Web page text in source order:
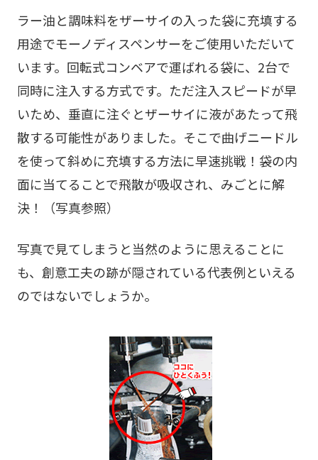
ラー油と調味料をザーサイの入った袋に充填する
用途でモーノディスペンサーをご使用いただいて
います。回転式コンベアで運ばれる袋に、2台で
同時に注入する方式です。ただ注入スピードが早
いため、垂直に注ぐとザーサイに液があたって飛
散する可能性がありました。そこで曲げニードル
を使って斜めに充填する方法に早速挑戦！袋の内
面に当てることで飛散が吸収され、みごとに解
決！（写真参照）
写真で見てしまうと当然のように思えることに
も、創意工夫の跡が隠されている代表例といえる
のではないでしょうか。